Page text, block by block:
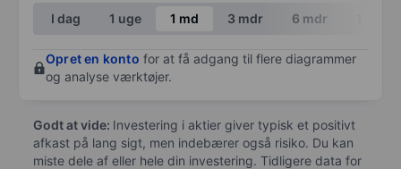
End of interactive chart.
I dag 1 uge 1 md 3 mdr 6 mdr
Opret en konto for at få adgang til flere diagrammer
og analyse værktøjer.
Godt at vide: Investering i aktier giver typisk et positivt
afkast på lang sigt, men indebærer også risiko. Du kan
miste dele af eller hele din investering. Tidligere data for